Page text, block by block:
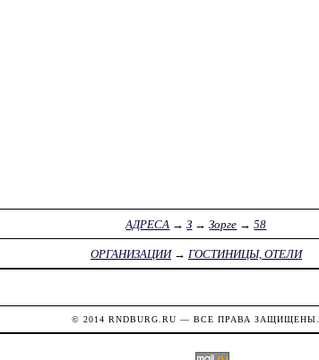
АДРЕСА →З →Зорге →58
ОРГАНИЗАЦИИ→ ГОСТИНИЦЫ, ОТЕЛИ
© 2014RNDBURG.RU — ВСЕ ПРАВА ЗАЩИЩЕНЫ.